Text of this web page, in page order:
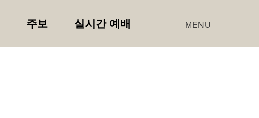
주보 실시간 예배 MENU